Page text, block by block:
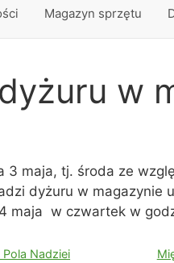
Magazyn sprzętu
w
3 maja, tj. środa ze
dyżuru w magazynie
maja w czwartek w
Nadziei